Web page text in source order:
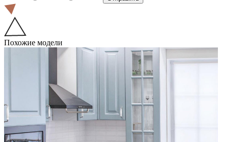
Похожие модели